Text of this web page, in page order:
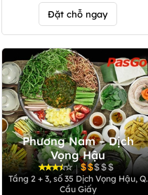
Đặt chỗ ngay
Phương Nam – Dịch
Vọng Hậu
|
Tầng 2 + 3, số 35 Dịch Vọng Hậu, Q.
Cầu Giấy